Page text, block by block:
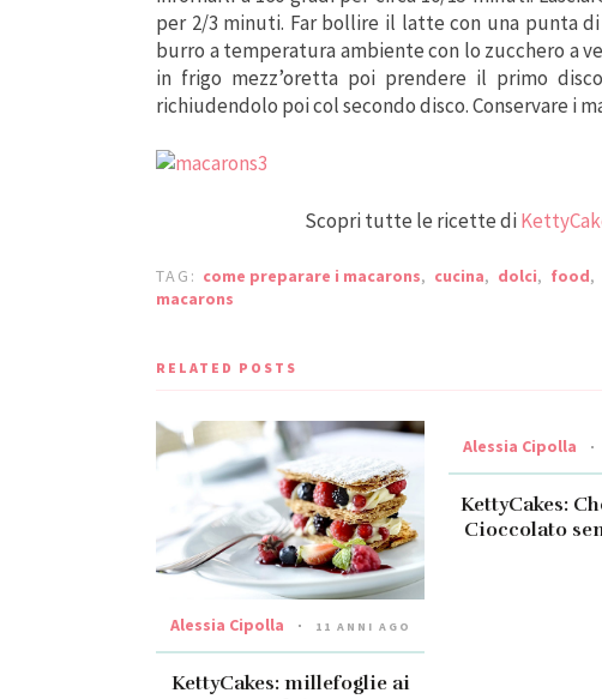
per 2/3 minuti. Far bollire il latte con una punta
burro a temperatura ambiente con lo zucchero a
in frigo mezz’oretta poi prendere il primo
richiudendolo poi col secondo disco. Conservare i
Scopri tutte le ricette di
TAG: come preparare i macarons, cucina, dolci, food,
macarons
RELATED POSTS
Alessia Cipolla 11 ANNI AGO
KettyCakes: millefoglie ai
Alessia Cipolla
KettyCakes:
Cioccolato